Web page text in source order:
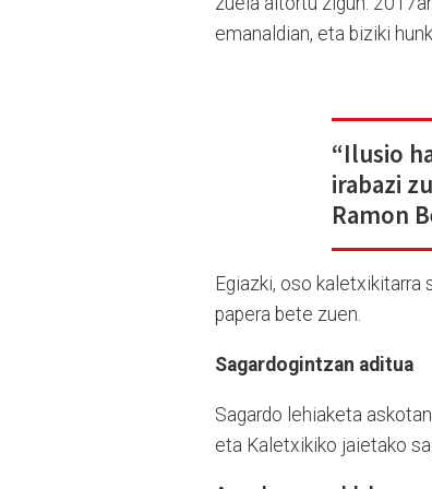
emanaldian, eta biziki
“Ilusio
irabazi
Ramon
Egiazki, oso
papera bete zuen.
Sagardogintzan aditua
Sagardo lehiaketa
eta Kaletxikiko jaietako